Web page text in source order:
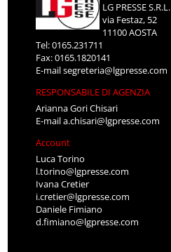
LG PRESSE S.R.L.
via Festaz, 52
11100 AOSTA
Tel: 0165.231711
Fax: 0165.1820141
E-mailsegreteria@lgpresse.com
RESPONSABILE DI AGENZIA
Arianna Gori Chisari
E-maila.chisari@lgpresse.com
Account
Luca Torino
l.torino@lgpresse.com
Ivana Cretier
i.cretier@lgpresse.com
Daniele Fimiano
d.fimiano@lgpresse.com